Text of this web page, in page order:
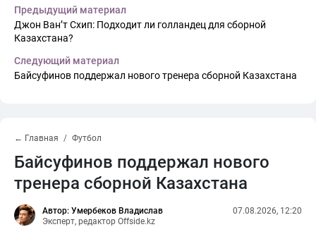
Предыдущий материал
Джон Ван’т Схип: Подходит ли голландец для сборной
Казахстана?
Следующий материал
Байсуфинов поддержал нового тренера сборной Казахстана
← Главная Футбол
Байсуфинов поддержал нового
тренера сборной Казахстана
Автор: Умербеков Владислав
Эксперт, редактор Offside.kz
07.08.2026, 12:20